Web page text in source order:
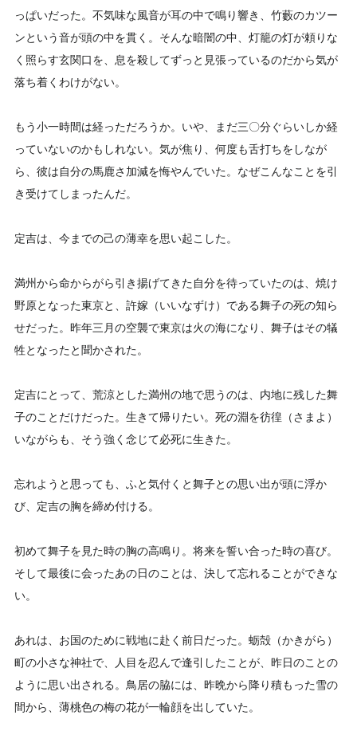
っぱいだった。不気味な風音が耳の中で鳴り響き、竹藪のカツー
ンという音が頭の中を貫く。そんな暗闇の中、灯籠の灯が頼りな
く照らす玄関口を、息を殺してずっと見張っているのだから気が
落ち着くわけがない。
もう小一時間は経っただろうか。いや、まだ三〇分ぐらいしか経
っていないのかもしれない。気が焦り、何度も舌打ちをしなが
ら、彼は自分の馬鹿さ加減を悔やんでいた。なぜこんなことを引
き受けてしまったんだ。
定吉は、今までの己の薄幸を思い起こした。
満州から命からがら引き揚げてきた自分を待っていたのは、焼け
野原となった東京と、許嫁（いいなずけ）である舞子の死の知ら
せだった。昨年三月の空襲で東京は火の海になり、舞子はその犠
牲となったと聞かされた。
定吉にとって、荒涼とした満州の地で思うのは、内地に残した舞
子のことだけだった。生きて帰りたい。死の淵を彷徨（さまよ）
いながらも、そう強く念じて必死に生きた。
忘れようと思っても、ふと気付くと舞子との思い出が頭に浮か
び、定吉の胸を締め付ける。
初めて舞子を見た時の胸の高鳴り。将来を誓い合った時の喜び。
そして最後に会ったあの日のことは、決して忘れることができな
い。
あれは、お国のために戦地に赴く前日だった。蛎殻（かきがら）
町の小さな神社で、人目を忍んで逢引したことが、昨日のことの
ように思い出される。鳥居の脇には、昨晩から降り積もった雪の
間から、薄桃色の梅の花が一輪顔を出していた。